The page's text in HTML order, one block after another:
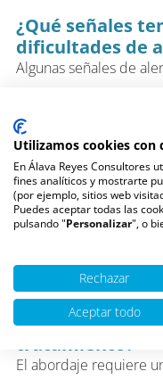
¿Qué señales
dificultades de
Algunas señales de
Dificultades en
Escritura ilegible
Evitar tareas de
Detectarlas en infantil
de que generen
¿Qué
tratamiento?
El abordaje requiere
Utilizamos cookies con
En Álava Reyes Consultores
fines analíticos y mostrarte
(por ejemplo, sitios web
Puedes aceptar todas las
pulsando "Personalizar", o
Rechazar
Aceptar todo